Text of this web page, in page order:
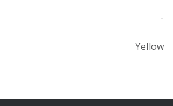
-
Yellow